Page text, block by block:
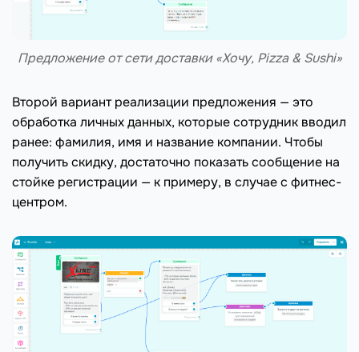
Предложение от сети доставки «Хочу, Pizza & Sushi»
Второй вариант реализации предложения — это
обработка личных данных, которые сотрудник вводил
ранее: фамилия, имя и название компании. Чтобы
получить скидку, достаточно показать сообщение на
стойке регистрации — к примеру, в случае с фитнес-
центром.